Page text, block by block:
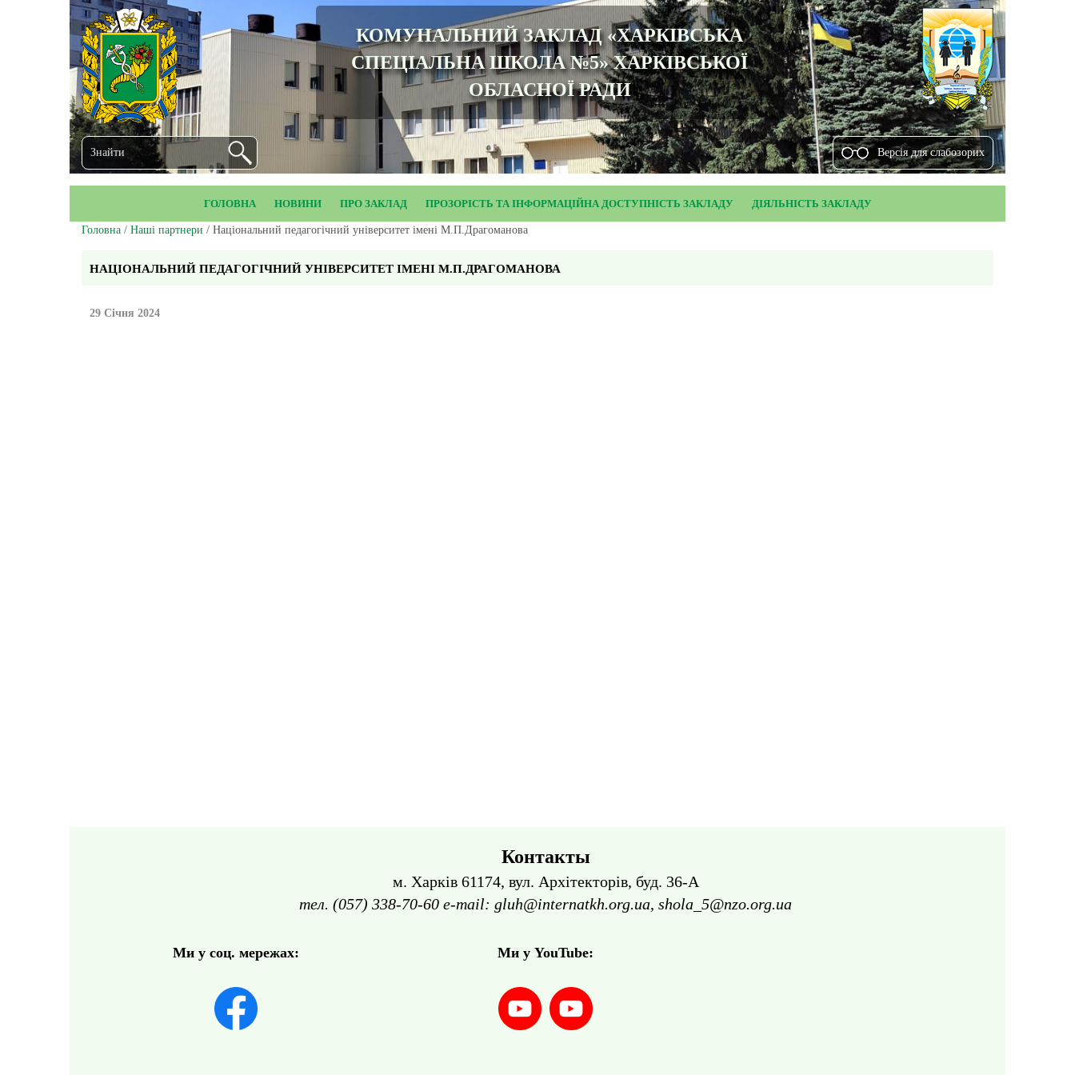
КОМУНАЛЬНИЙ ЗАКЛАД «ХАРКІВСЬКА
СПЕЦІАЛЬНА ШКОЛА №5» ХАРКІВСЬКОЇ
ОБЛАСНОЇ РАДИ
Версiя для слабозорих
ГОЛОВНА НОВИНИ ПРО ЗАКЛАД ПРОЗОРІСТЬ ТА ІНФОРМАЦІЙНА ДОСТУПНІСТЬ ЗАКЛАДУ ДІЯЛЬНІСТЬ ЗАКЛАДУ
Головна / Наші партнери / Національний педагогічний університет імені М.П.Драгоманова
НАЦІОНАЛЬНИЙ ПЕДАГОГІЧНИЙ УНІВЕРСИТЕТ ІМЕНІ М.П.ДРАГОМАНОВА
29 Січня 2024
Контакты
м. Харків 61174, вул. Архітекторів, буд. 36-А
тел. (057) 338-70-60 e-mail: gluh@internatkh.org.ua, shola_5@nzo.org.ua
Ми у соц. мережах: Ми у YouTube: